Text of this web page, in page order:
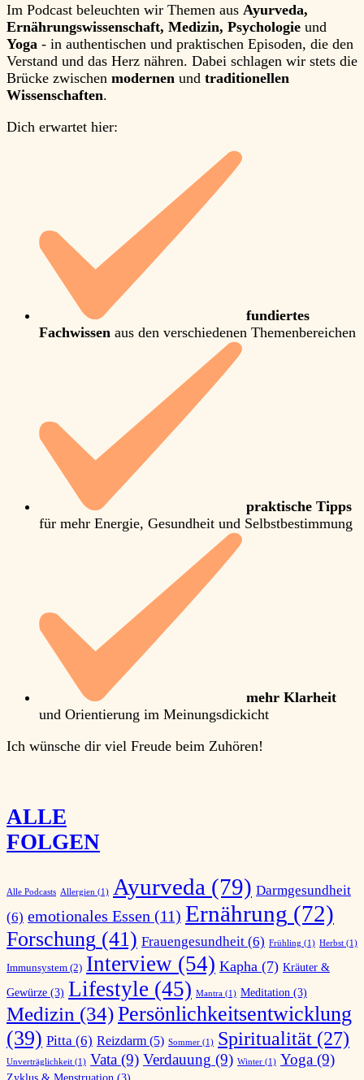
Im Podcast beleuchten wir Themen aus Ayurveda,
Ernährungswissenschaft, Medizin, Psychologie und
Yoga - in authentischen und praktischen Episoden, die den
Verstand und das Herz nähren. Dabei schlagen wir stets die
Brücke zwischen modernen und traditionellen
Wissenschaften.
Dich erwartet hier:
fundiertes
Fachwissen aus den verschiedenen Themenbereichen
praktische Tipps
für mehr Energie, Gesundheit und Selbstbestimmung
mehr Klarheit
und Orientierung im Meinungsdickicht
Ich wünsche dir viel Freude beim Zuhören!
ALLE
FOLGEN
Alle Podcasts Allergien (1) Ayurveda (79) Darmgesundheit
(6) emotionales Essen (11) Ernährung (72)
Forschung (41) Frauengesundheit (6) Frühling (1) Herbst (1)
Immunsystem (2) Interview (54) Kapha (7) Kräuter &
Gewürze (3) Lifestyle (45) Mantra (1) Meditation (3)
Medizin (34)Persönlichkeitsentwicklung
(39) Pitta (6) Reizdarm (5) Sommer (1) Spiritualität (27)
Unverträglichkeit (1) Vata (9) Verdauung (9) Winter (1) Yoga (9)
Zyklus & Menstruation (3)